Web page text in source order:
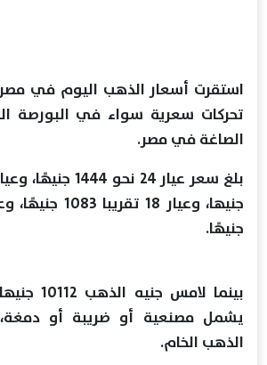
استقرت أسعار الذهب اليوم في
تحركات سعرية سواء في البورصة
الصاغة في مصر.
جنيهًا.
بينما
يشمل مصنعية أو ضريبة أو
الذهب الخام.